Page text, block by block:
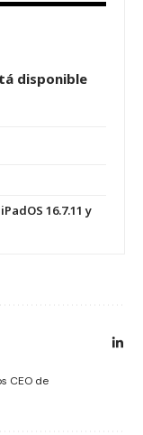
disponible
16.7.11 y
CEO de